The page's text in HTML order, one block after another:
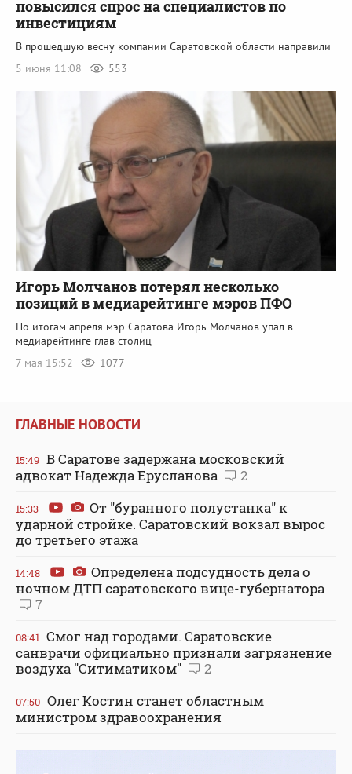
повысился спрос на специалистов по
инвестициям
В прошедшую весну компании Саратовской области направили
5 июня 11:08
553
Игорь Молчанов потерял несколько
позиций в медиарейтинге мэров ПФО
По итогам апреля мэр Саратова Игорь Молчанов упал в
медиарейтинге глав столиц
7 мая 15:52
1077
ГЛАВНЫЕ НОВОСТИ
15:49 В Саратове задержана московский
адвокат Надежда Ерусланова
2
15:33
От "буранного полустанка" к
ударной стройке. Саратовский вокзал вырос
до третьего этажа
14:48
Определена подсудность дела о
ночном ДТП саратовского вице-губернатора
7
08:41 Смог над городами. Саратовские
санврачи официально признали загрязнение
воздуха "Ситиматиком"
2
07:50 Олег Костин станет областным
министром здравоохранения